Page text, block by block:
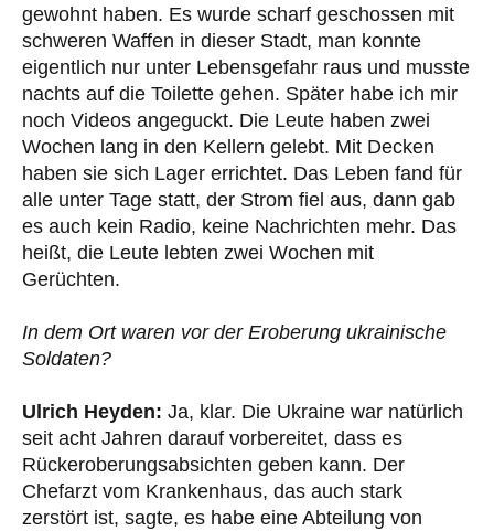
gewohnt haben. Es wurde scharf geschossen mit
schweren Waffen in dieser Stadt, man konnte
eigentlich nur unter Lebensgefahr raus und musste
nachts auf die Toilette gehen. Später habe ich mir
noch Videos angeguckt. Die Leute haben zwei
Wochen lang in den Kellern gelebt. Mit Decken
haben sie sich Lager errichtet. Das Leben fand für
alle unter Tage statt, der Strom fiel aus, dann gab
es auch kein Radio, keine Nachrichten mehr. Das
heißt, die Leute lebten zwei Wochen mit
Gerüchten.
In dem Ort waren vor der Eroberung ukrainische
Soldaten?
Ulrich Heyden: Ja, klar. Die Ukraine war natürlich
seit acht Jahren darauf vorbereitet, dass es
Rückeroberungsabsichten geben kann. Der
Chefarzt vom Krankenhaus, das auch stark
zerstört ist, sagte, es habe eine Abteilung von